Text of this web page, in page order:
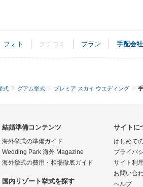
フォト クチコミ プラン 手配会社
式 グアム挙式 プレミア スカイ ウエディング
結婚準備コンテンツ
海外挙式の準備ガイド
Wedding Park 海外 Magazine
海外挙式の費用・相場徹底ガイド
国内リゾート挙式を探す
サイトに
はじめて
プライバ
サイト利
お問い合
ヘルプ